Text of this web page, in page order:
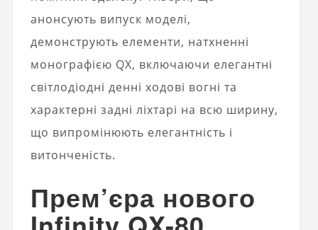
анонсують випуск моделі,
демонструють елементи, натхненні
монографією QX, включаючи елегантні
світлодіодні денні ходові вогні та
характерні задні ліхтарі на всю ширину,
що випромінюють елегантність і
витонченість.
Прем’єра нового